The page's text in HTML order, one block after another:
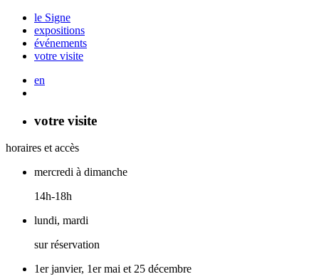
le Signe
expositions
événements
votre visite
en
votre visite
horaires et accès
mercredi à dimanche
14h-18h
lundi, mardi
sur réservation
1er janvier, 1er mai et 25 décembre